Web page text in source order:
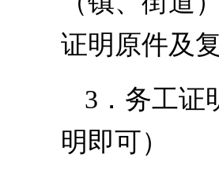
证明原件及
3．务工证
明即可）